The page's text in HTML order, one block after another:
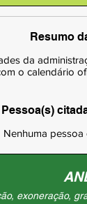
Resumo
da
o calendário
Pessoa(s)
Nenhuma pessoa
exoneração,